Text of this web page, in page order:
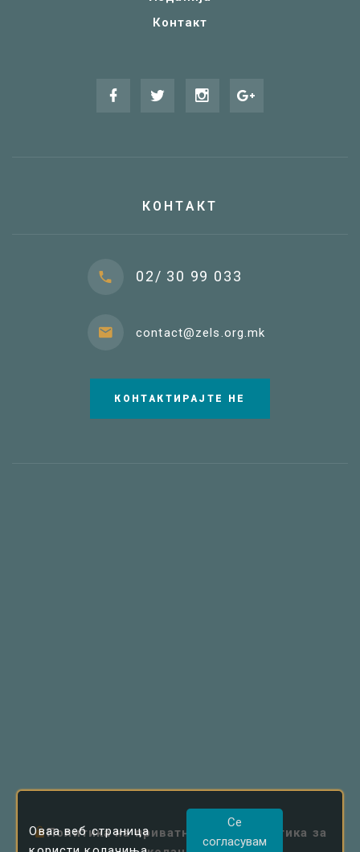
Контакт
КОНТАКТ
02/ 30 99 033
contact@zels.org.mk
КОНТАКТИРАЈТЕ НЕ
Политика на приватност
Политика за
Оваа веб страница
Се
согласувам